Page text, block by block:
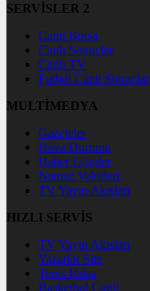
SERVİSLER 2
Canlı Borsa
Canlı Sonuçlar
Canlı TV
Futbol Canlı Sonuçlar
MULTİMEDYA
Gazeteler
Hava Durumu
Haber Gönder
Namaz Vakitleri
TV Yayın Akışları
HIZLI SERVİS
TV Yayın Akışları
Yazarlar Site
Tenis İddaa
Basketbol Canlı